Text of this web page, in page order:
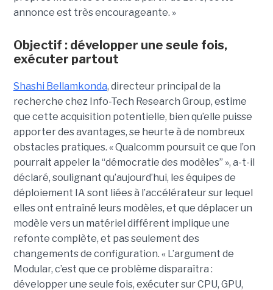
annonce est très encourageante. »
Objectif : développer une seule fois,
exécuter partout
Shashi Bellamkonda, directeur principal de la
recherche chez Info-Tech Research Group, estime
que cette acquisition potentielle, bien qu’elle puisse
apporter des avantages, se heurte à de nombreux
obstacles pratiques. « Qualcomm poursuit ce que l’on
pourrait appeler la “démocratie des modèles” », a-t-il
déclaré, soulignant qu’aujourd’hui, les équipes de
déploiement IA sont liées à l’accélérateur sur lequel
elles ont entraîné leurs modèles, et que déplacer un
modèle vers un matériel différent implique une
refonte complète, et pas seulement des
changements de configuration. « L’argument de
Modular, c’est que ce problème disparaîtra :
développer une seule fois, exécuter sur CPU, GPU,